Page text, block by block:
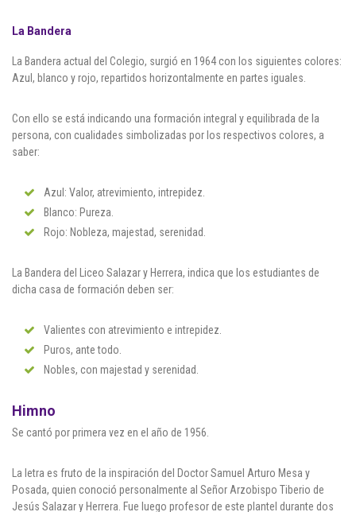
La Bandera
La Bandera actual del Colegio, surgió en 1964 con los siguientes colores:
Azul, blanco y rojo, repartidos horizontalmente en partes iguales.
Con ello se está indicando una formación integral y equilibrada de la
persona, con cualidades simbolizadas por los respectivos colores, a
saber:
Azul: Valor, atrevimiento, intrepidez.
Blanco: Pureza.
Rojo: Nobleza, majestad, serenidad.
La Bandera del Liceo Salazar y Herrera, indica que los estudiantes de
dicha casa de formación deben ser:
Valientes con atrevimiento e intrepidez.
Puros, ante todo.
Nobles, con majestad y serenidad.
Himno
Se cantó por primera vez en el año de 1956.
La letra es fruto de la inspiración del Doctor Samuel Arturo Mesa y
Posada, quien conoció personalmente al Señor Arzobispo Tiberio de
Jesús Salazar y Herrera. Fue luego profesor de este plantel durante dos